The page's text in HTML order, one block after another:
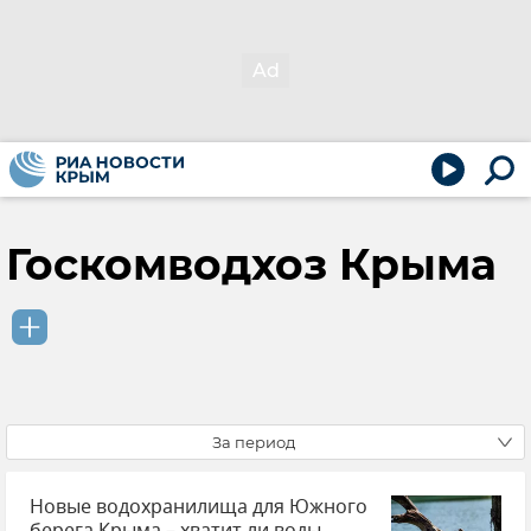
Госкомводхоз Крыма
За период
Новые водохранилища для Южного